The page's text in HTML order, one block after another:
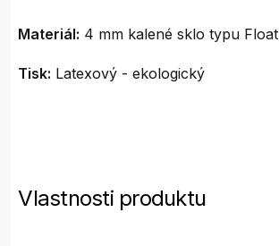
Materiál: 4 mm kalené sklo typu Float
Tisk: Latexový - ekologický
Vlastnosti produktu